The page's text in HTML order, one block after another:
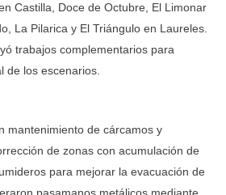
Castilla, Doce de Octubre, El Limonar
La Pilarica y El Triángulo en Laureles.
trabajos complementarios para
de los escenarios.
mantenimiento de cárcamos y
de zonas con acumulación de
para mejorar la evacuación de